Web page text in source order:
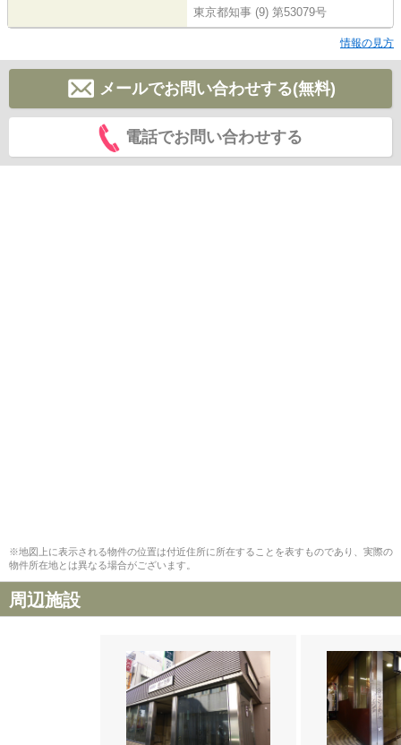
東京都知事 (9) 第53079号
情報の見方
メールでお問い合わせする(無料)
電話でお問い合わせする
※地図上に表示される物件の位置は付近住所に所在することを表すものであり、実際の
物件所在地とは異なる場合がございます。
周辺施設